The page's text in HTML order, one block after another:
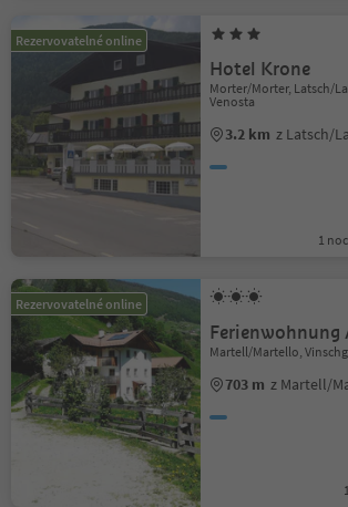
Rezervovatelné online
Hotel Krone
Morter/Morter, Latsch/
Venosta
3.2 km z Latsch/
1
Rezervovatelné online
Ferienwohnung
Martell/Martello,
703 m z Martell/